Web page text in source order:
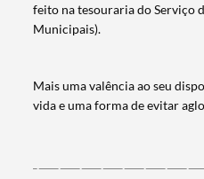
feito na tesouraria do Serviço
Municipais).
Mais uma valência ao seu
vida e uma forma de evitar